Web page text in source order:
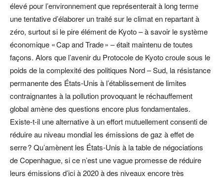
élevé pour l’environnement que représenterait à long terme
une tentative d’élaborer un traité sur le climat en repartant à
zéro, surtout si le pire élément de Kyoto – à savoir le système
économique « Cap and Trade » – était maintenu de toutes
façons. Alors que l’avenir du Protocole de Kyoto croule sous le
poids de la complexité des politiques Nord – Sud, la résistance
permanente des États-Unis à l’établissement de limites
contraignantes à la pollution provoquant le réchauffement
global amène des questions encore plus fondamentales.
Existe-t-il une alternative à un effort mutuellement consenti de
réduire au niveau mondial les émissions de gaz à effet de
serre ? Qu’amènent les États-Unis à la table de négociations
de Copenhague, si ce n’est une vague promesse de réduire
leurs émissions d’ici à 2020 à des niveaux encore très